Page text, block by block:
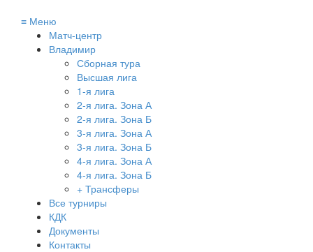
≡ Меню
Матч-центр
Владимир
Сборная тура
Высшая лига
1-я лига
2-я лига. Зона А
2-я лига. Зона Б
3-я лига. Зона А
3-я лига. Зона Б
4-я лига. Зона А
4-я лига. Зона Б
+ Трансферы
Все турниры
КДК
Документы
Контакты